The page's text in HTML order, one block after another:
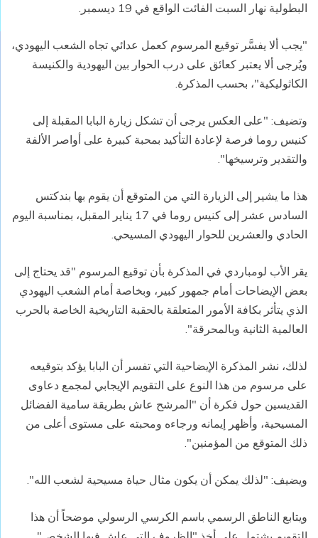
البطولية نهار السبت الفائت الواقع في 19 ديسمبر.
"يجب ألا يفسَّر توقيع المرسوم كعمل عدائي تجاه الشعب اليهودي،
ويُرجى ألا يعتبر كعائق على درب الحوار بين اليهودية والكنيسة
الكاثوليكية"، بحسب المذكرة.
وتضيف: "على العكس يرجى أن تشكل زيارة البابا المقبلة إلى
كنيس روما فرصة لإعادة التأكيد بمحبة كبيرة على أواصر الألفة
والتقدير وترسيخها".
هذا ما يشير إلى الزيارة التي من المتوقع أن يقوم بها بندكتس
السادس عشر إلى كنيس روما في 17 يناير المقبل، بمناسبة اليوم
الحادي والعشرين للحوار اليهودي المسيحي.
يقر الأب لومباردي في المذكرة بأن توقيع المرسوم "قد يحتاج إلى
بعض الإيضاحات أمام جمهور كبير، وبخاصة أمام الشعب اليهودي
الذي يتأثر بكافة الأمور المتعلقة بالحقبة التاريخية الخاصة بالحرب
العالمية الثانية وبالمحرقة".
لذلك، نشر المذكرة الإيضاحية التي تفسر أن البابا يؤكد بتوقيعه
على مرسوم من هذا النوع على التقويم الإيجابي لمجمع دعاوى
القديسين حول فكرة أن "المرشح عاش بطريقة سامية الفضائل
المسيحية، وأظهر إيمانه ورجاءه ومحبته على مستوى أعلى من
ذلك المتوقع من المؤمنين".
ويضيف: "لذلك يمكن أن يكون مثال حياة مسيحية لشعب الله".
ويتابع الناطق الرسمي باسم الكرسي الرسولي موضحاً أن هذا